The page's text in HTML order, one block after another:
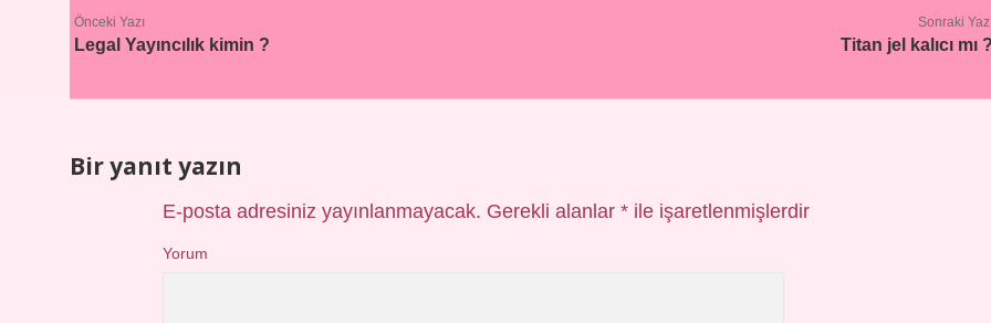
Önceki Yazı
Legal Yayıncılık kimin ?
Sonraki
Titan jel kalıcı mı
Bir yanıt yazın
E-posta adresiniz yayınlanmayacak. Gerekli alanlar *ile işaretlenmişlerdir
Yorum